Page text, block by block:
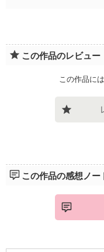
この作品のレビュー
この作品に
この作品の感想ノー